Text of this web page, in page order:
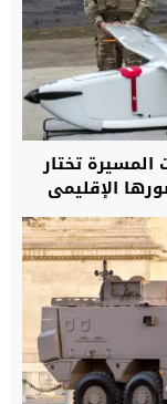
تختار
الإقليمي